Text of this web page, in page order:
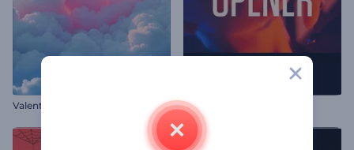
Valentine's Herzen Logo Reveal Stomp Titel Opener